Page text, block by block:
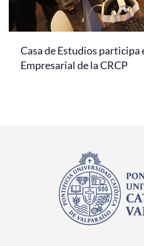
Casa de Estudios participa
Empresarial de la CRCP